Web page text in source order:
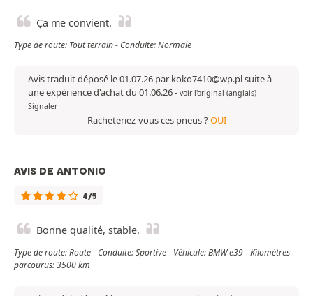
Ça me convient.
Type de route: Tout terrain - Conduite: Normale
Avis traduit déposé le 01.07.26 par koko7410@wp.pl suite à
une expérience d'achat du 01.06.26- voir l'original (anglais)
Signaler
Racheteriez-vous ces pneus ?OUI
AVIS DE ANTONIO
4/5
Bonne qualité, stable.
Type de route: Route - Conduite: Sportive - Véhicule: BMW e39 - Kilomètres
parcourus: 3500 km